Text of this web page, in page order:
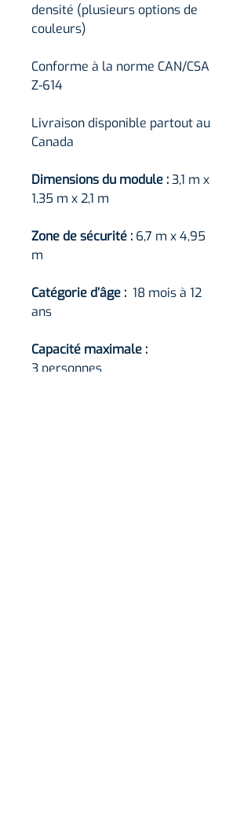
densité (plusieurs options de
couleurs)
Conforme à la norme CAN/CSA
Z-614
Livraison disponible partout au
Canada
Dimensions du module :3,1 m x
1,35 m x 2,1 m
Zone de sécurité : 6,7 m x 4,95
m
Catégorie d’âge : 18 mois à 12
ans
Capacité maximale :
3 personnes